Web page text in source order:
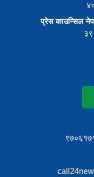
प्रेस काउन्सिल